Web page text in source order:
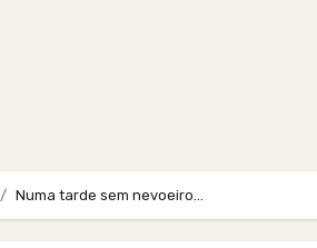
Numa tarde sem nevoeiro…